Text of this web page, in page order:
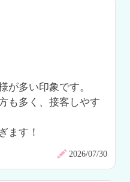
が多い印象です。
も多く、接客しやす
ます！
2026/07/30